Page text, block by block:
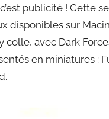
publicité ! Cette
disponibles sur
colle, avec Dark
en miniatures :